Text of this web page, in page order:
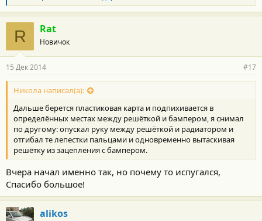
л
а
г
о
д
а
н
о
с
и
:
R Rat
Новичок
15 Дек 2014 #17
Никола написал(а):
Дальше берется пластиковая карта и подпихивается в
определённых местах между решёткой и бампером, я снимал
по другому: опускал руку между решёткой и радиатором и
отгибал те лепестки пальцами и одновременно вытаскивая
решётку из зацепления с бампером.
Вчера начал именно так, но почему то испугался,
Спасибо большое!
alikos